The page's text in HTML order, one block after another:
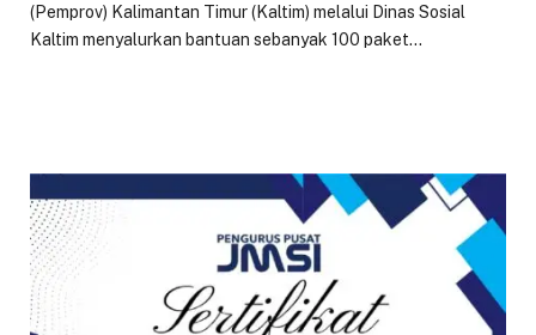
(Pemprov) Kalimantan Timur (Kaltim) melalui Dinas Sosial
Kaltim menyalurkan bantuan sebanyak 100 paket…